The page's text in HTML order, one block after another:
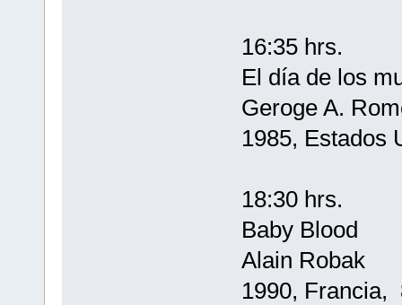
16:35 hrs.
El día de los
Geroge A.
1985, Estados
18:30 hrs.
Baby Blood
Alain Robak
1990, Francia,